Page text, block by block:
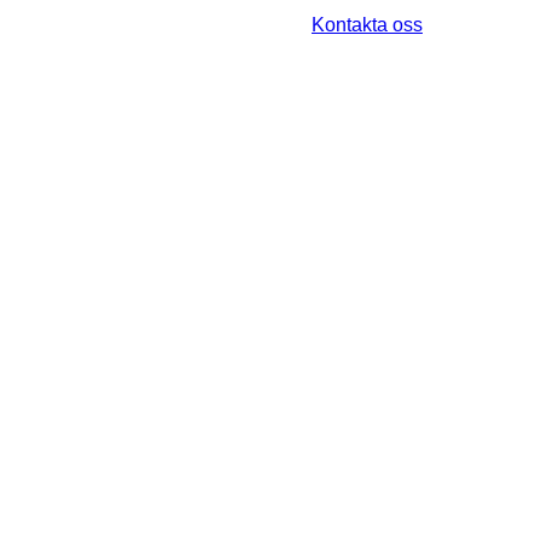
Kontakta oss